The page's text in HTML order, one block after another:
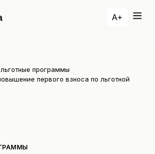
A+
льготные программы
первого взноса по льготной